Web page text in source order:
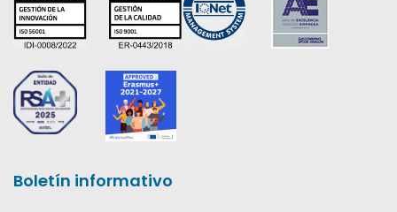
Boletín informativo